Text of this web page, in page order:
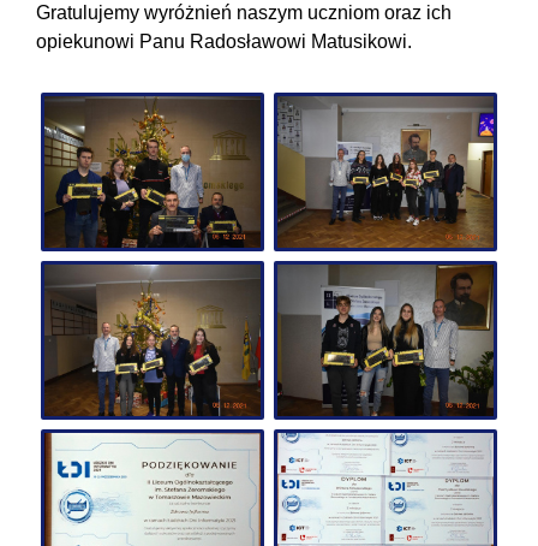
Gratulujemy wyróżnień naszym uczniom oraz ich
opiekunowi Panu Radosławowi Matusikowi.